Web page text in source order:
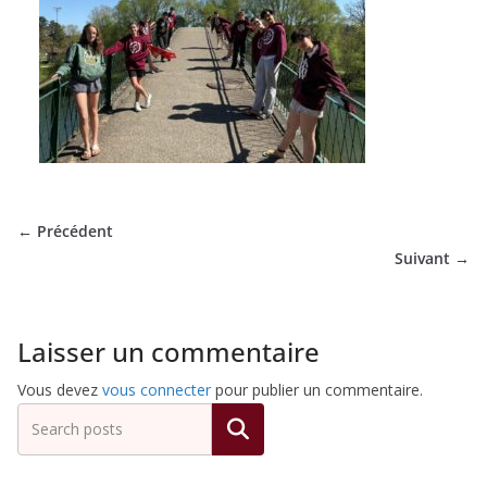
de
Hockey
Subaquatique
de
← Précédent
Suivant →
Laisser un commentaire
Vous devez vous connecter pour publier un commentaire.
Rechercher